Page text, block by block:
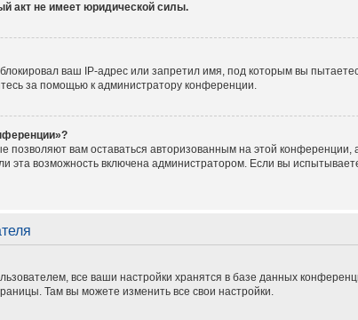
акт не имеет юридической силы.
ваш IP-адрес или запретил имя, под которым вы
за помощью к администратору конференции.
позволяют вам оставаться авторизованным на этой конференции,
эта возможность включена администратором. Если вы
все ваши настройки хранятся в базе данных
Там вы можете изменить все свои настройки.